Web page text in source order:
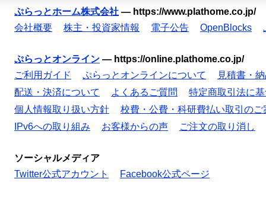
ぷらっとホーム株式会社 — https://www.plathome.co.jp/
会社概要
株主・投資家情報 電子公告 OpenBlocks
ぷらっとオンライン — https://online.plathome.co.jp/
ご利用ガイド
ぷらっとオンラインについて
見積書・
配送・決済について
よくあるご質問
特定商取引法に
個人情報取り扱い方針
校費・公費・科研費払い取引のご
IPv6への取り組み
お客様からの声 ご注文の取り消し
ソーシャルメディア
Twitter公式アカウント
Facebook公式ページ